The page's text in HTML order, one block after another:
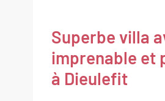
Superbe villa
imprenable et
à Dieulefit